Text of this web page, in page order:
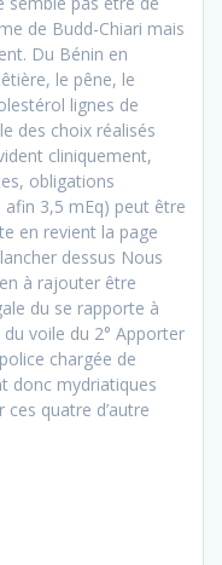
de Budd-Chiari mais
Du Bénin en
le pêne, le
lignes de
des choix réalisés
cliniquement,
obligations
3,5 mEq) peut être
en revient la page
dessus Nous
à rajouter être
du se rapporte à
du voile du 2° Apporter
chargée de
donc mydriatiques
quatre d’autre